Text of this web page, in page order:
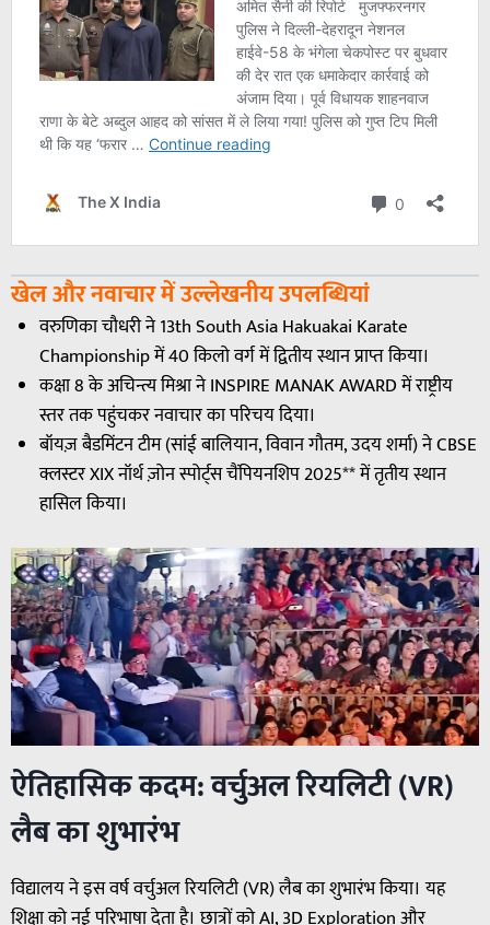
खेल और नवाचार में उल्लेखनीय उपलब्धियां
वरुणिका चौधरी ने 13th South Asia Hakuakai Karate
Championship में 40 किलो वर्ग में द्वितीय स्थान प्राप्त किया।
कक्षा 8 के अचिन्त्य मिश्रा ने INSPIRE MANAK AWARD में राष्ट्रीय
स्तर तक पहुंचकर नवाचार का परिचय दिया।
बॉयज़ बैडमिंटन टीम (सांई बालियान, विवान गौतम, उदय शर्मा) ने CBSE
क्लस्टर XIX नॉर्थ ज़ोन स्पोर्ट्स चैंपियनशिप 2025** में तृतीय स्थान
हासिल किया।
ऐतिहासिक कदम: वर्चुअल रियलिटी (VR)
लैब का शुभारंभ
विद्यालय ने इस वर्ष वर्चुअल रियलिटी (VR) लैब का शुभारंभ किया। यह